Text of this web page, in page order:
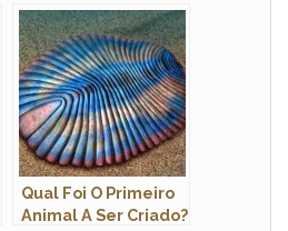
Sobre o Animal
Qual Foi O Primeiro
Animal A Ser Criado?